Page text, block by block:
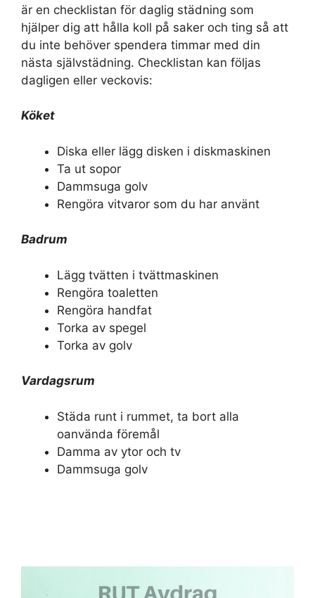
är en checklistan för daglig städning som
hjälper dig att hålla koll på saker och ting så att
du inte behöver spendera timmar med din
nästa självstädning. Checklistan kan följas
dagligen eller veckovis:
Köket
Diska eller lägg disken i diskmaskinen
Ta ut sopor
Dammsuga golv
Rengöra vitvaror som du har använt
Badrum
Lägg tvätten i tvättmaskinen
Rengöra toaletten
Rengöra handfat
Torka av spegel
Torka av golv
Vardagsrum
Städa runt i rummet, ta bort alla
oanvända föremål
Damma av ytor och tv
Dammsuga golv